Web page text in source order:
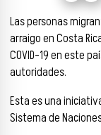
Las personas
arraigo en Costa
COVID-19 en este
autoridades.
Esta es una
Sistema de